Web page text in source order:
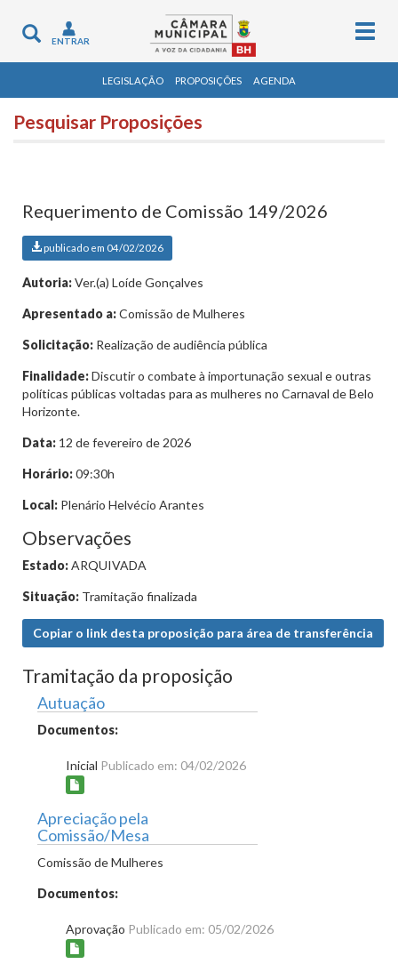
Toggle
navigation
ENTRAR
LEGISLAÇÃO PROPOSIÇÕES AGENDA
Pesquisar Proposições
Requerimento de Comissão 149/2026
publicado em 04/02/2026
Autoria:Ver.(a) Loíde Gonçalves
Apresentado a:Comissão de Mulheres
Solicitação: Realização de audiência pública
Finalidade:Discutir o combate à importunação sexual e outras
políticas públicas voltadas para as mulheres no Carnaval de Belo
Horizonte.
Data: 12 de fevereiro de 2026
Horário:09:30h
Local: Plenário Helvécio Arantes
Observações
Estado:ARQUIVADA
Situação: Tramitação finalizada
Copiar o link desta proposição para área de transferência
Tramitação da proposição
Autuação
Documentos:
Inicial Publicado em: 04/02/2026
Apreciação pela
Comissão/Mesa
Comissão de Mulheres
Documentos:
Aprovação Publicado em: 05/02/2026